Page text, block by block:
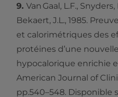
9. Van Gaal, L.F.,
Bekaert, J.L., 1985.
et calorimétriques des
protéines d’une
hypocalorique enrichie
American Journal of
pp.540–548. Disponible